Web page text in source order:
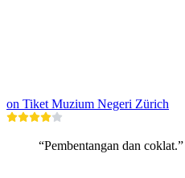
on Tiket Muzium Negeri Zürich
“Pembentangan dan coklat.”